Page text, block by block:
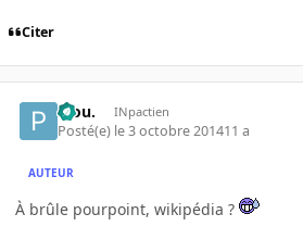
Citer
Piou. INpactien
Posté(e) le 3 octobre 201411 a
AUTEUR
À brûle pourpoint, wikipédia ?